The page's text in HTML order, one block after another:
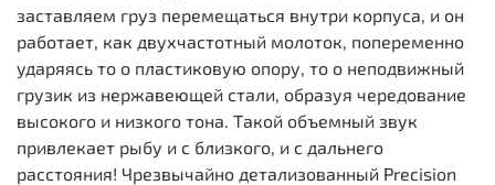
заставляем груз перемещаться внутри корпуса, и он
работает, как двухчастотный молоток, попеременно
ударяясь то о пластиковую опору, то о неподвижный
грузик из нержавеющей стали, образуя чередование
высокого и низкого тона. Такой объемный звук
привлекает рыбу и с близкого, и с дальнего
расстояния! Чрезвычайно детализованный Precision